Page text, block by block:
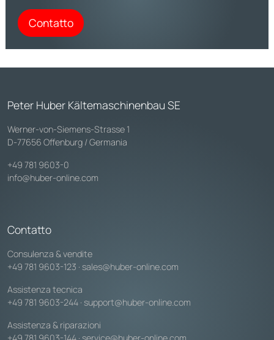
Contatto
Peter Huber Kältemaschinenbau SE
Werner-von-Siemens-Strasse 1
D-77656 Offenburg / Germania
+49 781 9603-0
info@huber-online.com
Contatto
Consulenza & vendite
+49 781 9603-123 · sales@huber-online.com
Assistenza tecnica
+49 781 9603-244 · support@huber-online.com
Assistenza & riparazioni